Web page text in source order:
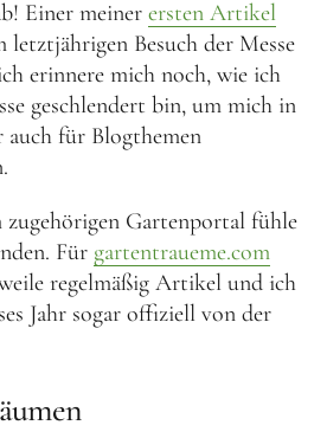
Einer meiner ersten Artikel
letztjährigen Besuch der Messe
erinnere mich noch, wie ich
geschlendert bin, um mich in
auch für Blogthemen
zugehörigen Gartenportal fühle
Für gartentraueme.com
regelmäßig Artikel und ich
Jahr sogar offiziell von der